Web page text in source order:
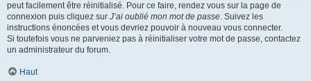
peut facilement être réinitialisé. Pour ce faire, rendez vous sur la page de
connexion puis cliquez sur J’ai oublié mon mot de passe. Suivez les
instructions énoncées et vous devriez pouvoir à nouveau vous connecter.
Si toutefois vous ne parveniez pas à réinitialiser votre mot de passe, contactez
un administrateur du forum.
Haut